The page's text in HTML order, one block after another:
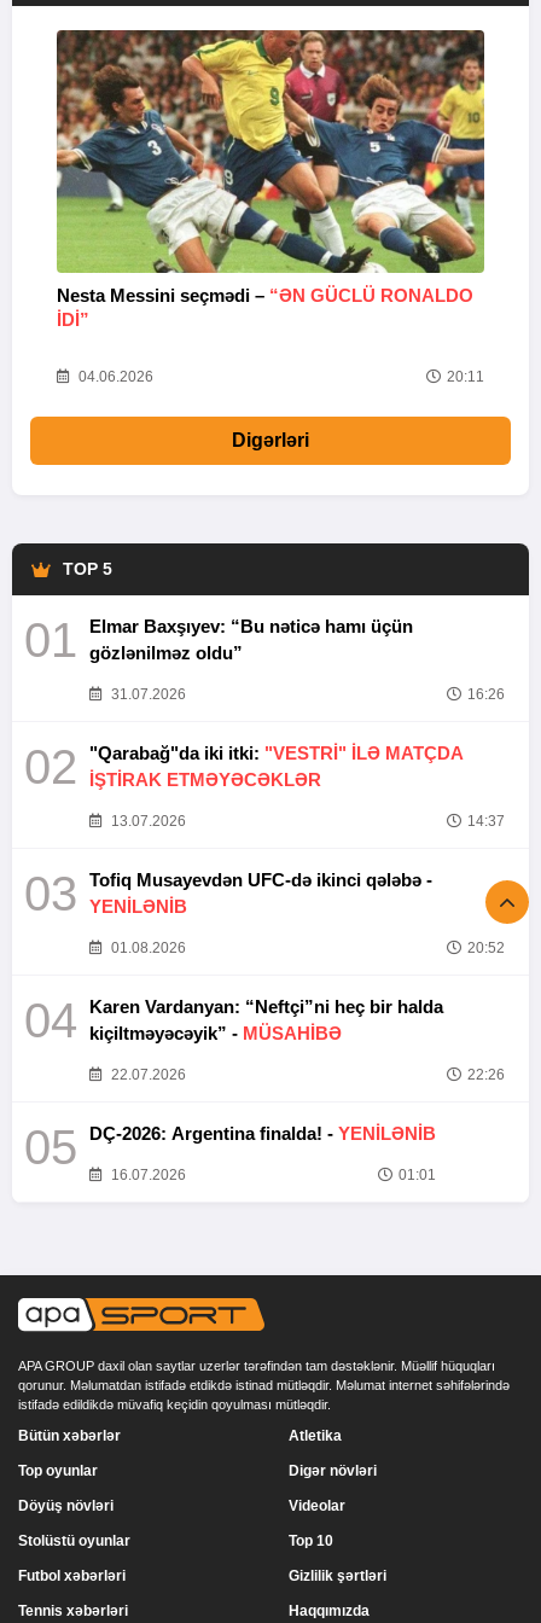
Nesta Messini seçmədi – “ƏN GÜCLÜ RONALDO
IDI”
04.06.2026 20:11
Digərləri
TOP 5
01
Elmar Baxşıyev: “Bu nəticə hamı üçün
gözlənilməz oldu”
31.07.2026 16:26
02 "Qarabağ"da iki itki: "VESTRİ" İLƏ MATÇDA
İŞTİRAK ETMƏYƏCƏKLƏR
13.07.2026 14:37
03
Tofiq Musayevdən UFC-də ikinci qələbə -
YENİLƏNİB
01.08.2026 20:52
04
Karen Vardanyan: “Neftçi”ni heç bir halda
kiçiltməyəcəyik” - MÜSAHİBƏ
22.07.2026 22:26
05 DÇ-2026: Argentina finalda! - YENİLƏNİB
16.07.2026 01:01
APA GROUP daxil olan saytlar uzerlər tərəfindən tam dəstəklənir. Müəllif hüquqları
qorunur. Məlumatdan istifadə etdikdə istinad mütləqdir. Məlumat internet səhifələrində
istifadə edildikdə müvafiq keçidin qoyulması mütləqdir.
Bütün xəbərlər
Top oyunlar
Döyüş növləri
Stolüstü oyunlar
Atletika
Digər növləri
Videolar
Top 10
Futbol xəbərləri
Tennis xəbərləri
Gizlilik şərtləri
Haqqımızda